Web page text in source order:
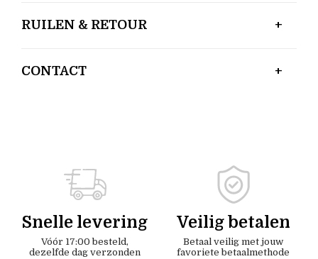
RUILEN & RETOUR
CONTACT
Snelle levering
Vóór 17:00 besteld,
dezelfde dag verzonden
Veilig betalen
Betaal veilig met jouw
favoriete betaalmethode